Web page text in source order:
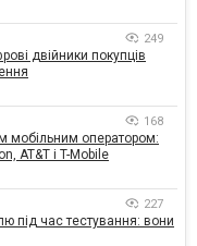
249
двійники покупців
168
мобільним оператором:
AT&T і T-Mobile
227
під час тестування: вони